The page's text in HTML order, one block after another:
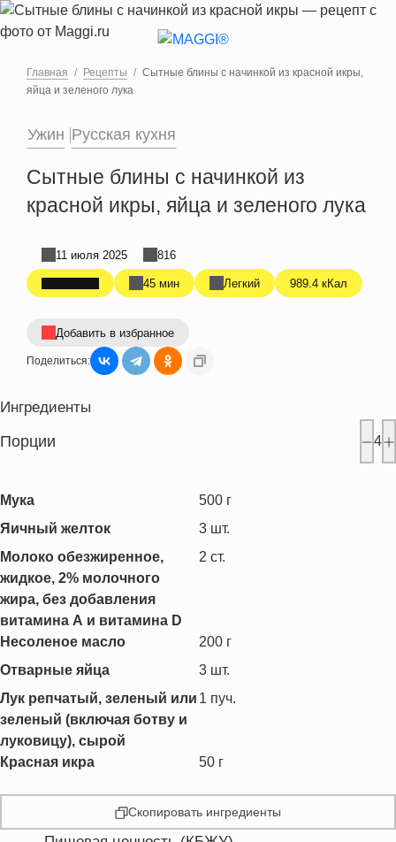
Перейти к основному содержанию
Главная Рецепты
Сытные блины с начинкой из красной икры,
яйца и зеленого лука
Ужин Русская кухня
Сытные блины с начинкой из
красной икры, яйца и зеленого лука
45 мин Легкий 989.4 кКал
11 июля 2025 816
Добавить в избранное
Поделиться:
Ингредиенты
Порции 4
Мука 500 г
Яичный желток
3 шт.
Молоко обезжиренное,
жидкое, 2% молочного
жира, без добавления
витамина А и витамина D
2 ст.
Несоленое масло 200 г
Отварные яйца
3 шт.
Лук репчатый, зеленый или
зеленый (включая ботву и
луковицу), сырой
1 пуч.
Красная икра 50 г
Скопировать ингредиенты